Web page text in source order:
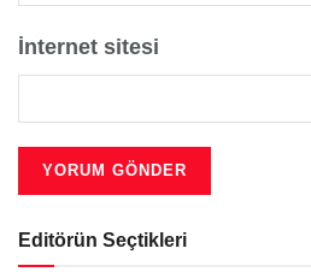
İnternet sitesi
Editörün Seçtikleri